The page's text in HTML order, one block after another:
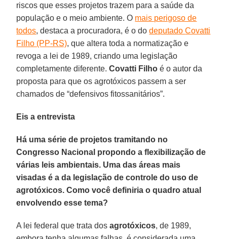
riscos que esses projetos trazem para a saúde da
população e o meio ambiente. O mais perigoso de
todos, destaca a procuradora, é o dodeputadoCovatti
Filho (PP-RS), que altera toda a normatização e
revoga a lei de 1989, criando uma legislação
completamente diferente.Covatti Filho é o autor da
proposta para que os agrotóxicos passem a ser
chamados de “defensivos fitossanitários”.
Eis a entrevista
Há uma série de projetos tramitando no
Congresso Nacional propondo a flexibilização de
várias leis ambientais. Uma das áreas mais
visadas é a da legislação de controle do uso de
agrotóxicos. Como você definiria o quadro atual
envolvendo esse tema?
A lei federal que trata dosagrotóxicos, de 1989,